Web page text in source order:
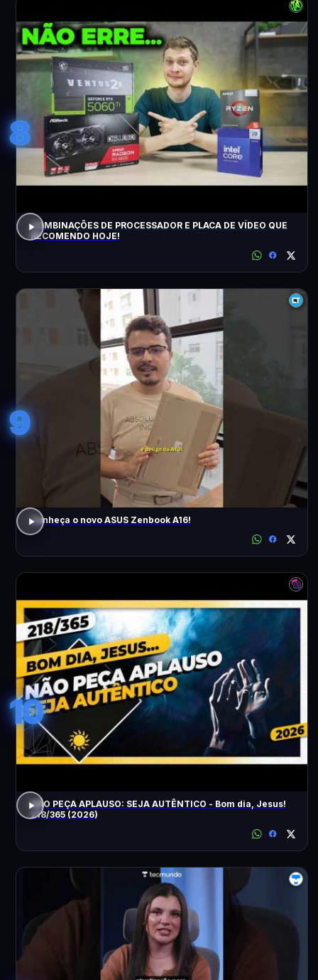
8
COMBINAÇÕES DE PROCESSADOR E PLACA DE VÍDEO QUE
RECOMENDO HOJE!
9
Conheça o novo ASUS Zenbook A16!
10
NÃO PEÇA APLAUSO: SEJA AUTÊNTICO - Bom dia, Jesus!
218/365 (2026)